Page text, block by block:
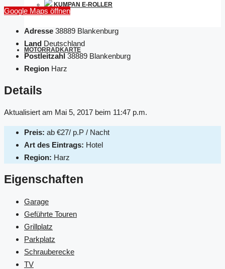
KUMPAN E-ROLLER
MOTORRADKARTE
Google Maps öffnen
Adresse 38889 Blankenburg
Land Deutschland
Postleitzahl 38889 Blankenburg
Region Harz
Details
Aktualisiert am Mai 5, 2017 beim 11:47 p.m.
Preis: ab €27/ p.P / Nacht
Art des Eintrags: Hotel
Region: Harz
Eigenschaften
Garage
Geführte Touren
Grillplatz
Parkplatz
Schrauberecke
TV